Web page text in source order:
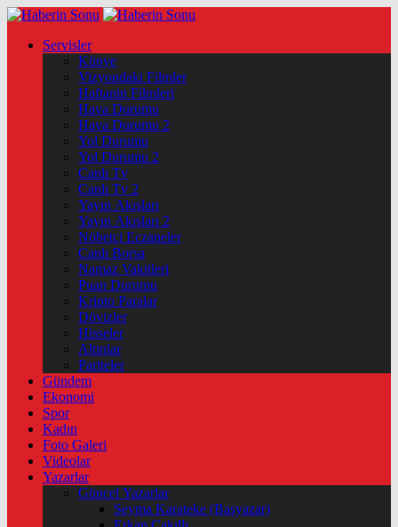
Servisler
Künye
Vizyondaki Filmler
Haftanin Filmleri
Hava Durumu
Hava Durumu 2
Yol Durumu
Yol Durumu 2
Canlı Tv
Canlı Tv 2
Yayın Akışları
Yayın Akışları 2
Nöbetçi Eczaneler
Canlı Borsa
Namaz Vakitleri
Puan Durumu
Kripto Paralar
Dövizler
Hisseler
Altınlar
Pariteler
Gündem
Ekonomi
Spor
Kadın
Foto Galeri
Videolar
Yazarlar
Güncel Yazarlar
Şeyma Karateke (Başyazar)